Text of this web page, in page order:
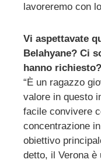
lavoreremo con
Vi aspettavate
Belahyane? Ci
hanno richiesto?
“È un ragazzo
valore in questo
facile convivere
concentrazione
obiettivo
detto, il Verona è